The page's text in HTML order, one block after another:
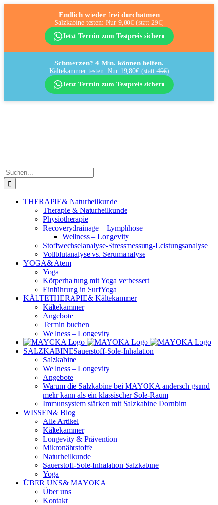
Endlich wieder frei durchatmen
Salzkabine testen: Nur 9,80€ (statt29€)
Jetzt Termin zum Testpreis sichern
Schmerzen? 4 Min. können helfen.
Kältekammer testen: Nur 19,80€ (statt49€)
Jetzt Termin zum Testpreis sichern
Suche
nach:
THERAPIE& Naturheilkunde
Therapie & Naturheilkunde
Physiotherapie
Recoverydrainage – Lymphhose
Wellness – Longevity
Stoffwechselanalyse-Stressmessung-Leistungsanalyse
Vollblutanalyse vs. Serumanalyse
YOGA& Atem
Yoga
Körperhaltung mit Yoga verbessert
Einführung in SurfYoga
KÄLTETHERAPIE& Kältekammer
Kältekammer
Angebote
Termin buchen
Wellness – Longevity
SALZKABINESauerstoff-Sole-Inhalation
Salzkabine
Wellness – Longevity
Angebote
Warum die Salzkabine bei MAYOKA andersch gsund
mehr kann als ein klassischer Sole-Raum
Immunsystem stärken mit Salzkabine Dornbirn
WISSEN& Blog
Alle Artikel
Kältekammer
Longevity & Prävention
Mikronährstoffe
Naturheilkunde
Sauerstoff-Sole-Inhalation Salzkabine
Yoga
ÜBER UNS& MAYOKA
Über uns
Kontakt